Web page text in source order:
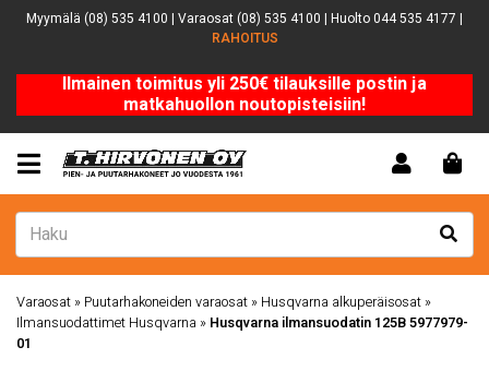
Myymälä (08) 535 4100 | Varaosat (08) 535 4100 | Huolto 044 535 4177 |
RAHOITUS
Ilmainen toimitus yli 250€ tilauksille postin ja
matkahuollon noutopisteisiin!
Varaosat » Puutarhakoneiden varaosat » Husqvarna alkuperäisosat »
Ilmansuodattimet Husqvarna » Husqvarna ilmansuodatin 125B 5977979-
01